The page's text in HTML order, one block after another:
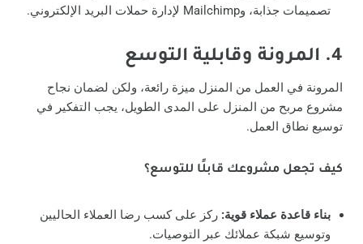
تصميمات جذابة، وMailchimp لإدارة حملات البريد الإلكتروني.
4. المرونة وقابلية التوسع
المرونة في العمل من المنزل ميزة رائعة، ولكن لضمان نجاح
مشروع مربح من المنزل على المدى الطويل، يجب التفكير في
توسيع نطاق العمل.
كيف تجعل مشروعك قابلًا للتوسع؟
بناء قاعدة عملاء قوية: ركز على كسب رضا العملاء الحاليين
وتوسيع شبكة عملائك عبر التوصيات.